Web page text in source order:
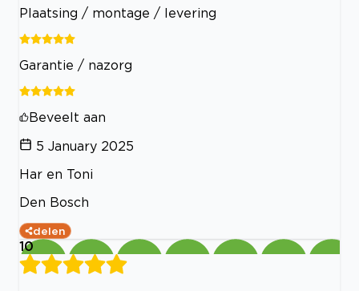
Plaatsing / montage / levering
Garantie / nazorg
Beveelt aan
5 January 2025
Har en Toni
Den Bosch
delen
10